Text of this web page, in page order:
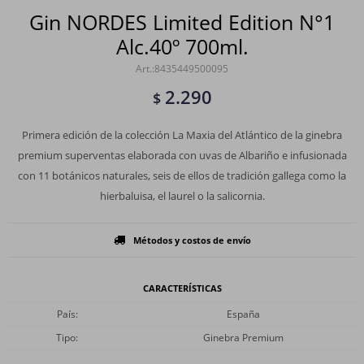
Gin NORDES Limited Edition N°1
Alc.40º 700ml.
8435449500095
$ 2.290
Primera edición de la colección La Maxia del Atlántico de la ginebra
premium superventas elaborada con uvas de Albariño e infusionada
con 11 botánicos naturales, seis de ellos de tradición gallega como la
hierbaluisa, el laurel o la salicornia.
Métodos y costos de envío
CARACTERÍSTICAS
País
España
Tipo
Ginebra Premium